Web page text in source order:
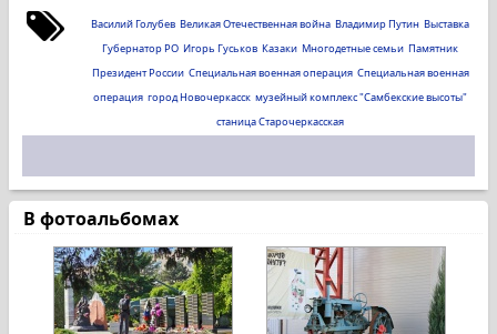
Василий Голубев Великая Отечественная война Владимир Путин Выставка
Губернатор РО Игорь Гуськов Казаки Многодетные семьи Памятник
Президент России Специальная военная операция Специальная военная
операция город Новочеркасск музейный комплекс "Самбекские высоты"
станица Старочеркасская
В фотоальбомах